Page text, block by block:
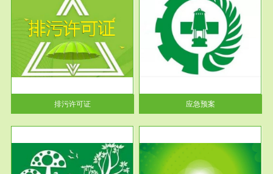
排污许可证
服务范围
应急预案
根据《中华人民共和国环境保护
法》第十九条 企业事业单位应
当按照...
应急预案
服务范围